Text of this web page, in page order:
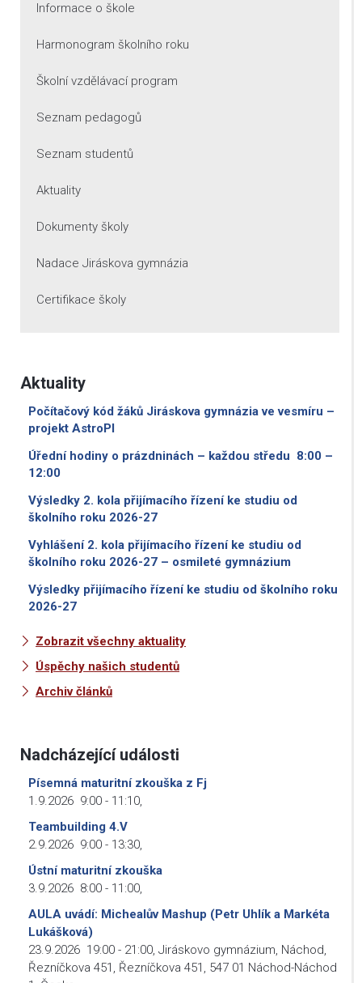
Informace o škole
Harmonogram školního roku
Školní vzdělávací program
Seznam pedagogů
Seznam studentů
Aktuality
Dokumenty školy
Nadace Jiráskova gymnázia
Certifikace školy
Aktuality
Počítačový kód žáků Jiráskova gymnázia ve vesmíru –
projekt AstroPI
Úřední hodiny o prázdninách – každou středu 8:00 –
12:00
Výsledky 2. kola přijímacího řízení ke studiu od
školního roku 2026-27
Vyhlášení 2. kola přijímacího řízení ke studiu od
školního roku 2026-27 – osmileté gymnázium
Výsledky přijímacího řízení ke studiu od školního roku
2026-27
Zobrazit všechny aktuality
Úspěchy našich studentů
Archiv článků
Nadcházející události
Písemná maturitní zkouška z Fj
1.9.2026 9:00 - 11:10,
Teambuilding 4.V
2.9.2026 9:00 - 13:30,
Ústní maturitní zkouška
3.9.2026 8:00 - 11:00,
AULA uvádí: Michealův Mashup (Petr Uhlík a Markéta
Lukášková)
23.9.2026 19:00 - 21:00, Jiráskovo gymnázium, Náchod,
Řezníčkova 451, Řezníčkova 451, 547 01 Náchod-Náchod